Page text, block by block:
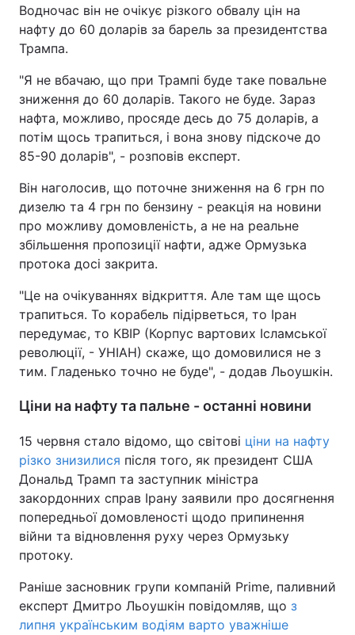
Водночас він не очікує різкого обвалу цін на
нафту до 60 доларів за барель за президентства
Трампа.
"Я не вбачаю, що при Трампі буде таке повальне
зниження до 60 доларів. Такого не буде. Зараз
нафта, можливо, просяде десь до 75 доларів, а
потім щось трапиться, і вона знову підскоче до
85-90 доларів", - розповів експерт.
Він наголосив, що поточне зниження на 6 грн по
дизелю та 4 грн по бензину - реакція на новини
про можливу домовленість, а не на реальне
збільшення пропозиції нафти, адже Ормузька
протока досі закрита.
"Це на очікуваннях відкриття. Але там ще щось
трапиться. То корабель підірветься, то Іран
передумає, то КВІР (Корпус вартових Ісламської
революції, - УНІАН) скаже, що домовилися не з
тим. Гладенько точно не буде", - додав Льоушкін.
Ціни на нафту та пальне - останні новини
15 червня стало відомо, що світові ціни на нафту
різко знизилися після того, як президент США
Дональд Трамп та заступник міністра
закордонних справ Ірану заявили про досягнення
попередньої домовленості щодо припинення
війни та відновлення руху через Ормузьку
протоку.
Раніше засновник групи компаній Prime, паливний
експерт Дмитро Льоушкін повідомляв, що з
липня українським водіям варто уважніше